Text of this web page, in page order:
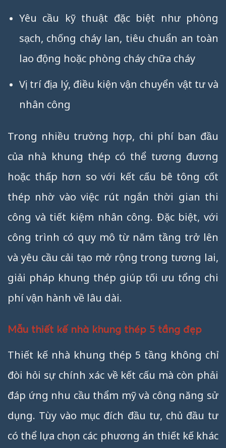
Yêu cầu kỹ thuật đặc biệt như phòng
sạch, chống cháy lan, tiêu chuẩn an toàn
lao động hoặc phòng cháy chữa cháy
Vị trí địa lý, điều kiện vận chuyển vật tư và
nhân công
Trong nhiều trường hợp, chi phí ban đầu
của nhà khung thép có thể tương đương
hoặc thấp hơn so với kết cấu bê tông cốt
thép nhờ vào việc rút ngắn thời gian thi
công và tiết kiệm nhân công. Đặc biệt, với
công trình có quy mô từ năm tầng trở lên
và yêu cầu cải tạo mở rộng trong tương lai,
giải pháp khung thép giúp tối ưu tổng chi
phí vận hành về lâu dài.
Mẫu thiết kế nhà khung thép 5 tầng đẹp
Thiết kế nhà khung thép 5 tầng không chỉ
đòi hỏi sự chính xác về kết cấu mà còn phải
đáp ứng nhu cầu thẩm mỹ và công năng sử
dụng. Tùy vào mục đích đầu tư, chủ đầu tư
có thể lựa chọn các phương án thiết kế khác